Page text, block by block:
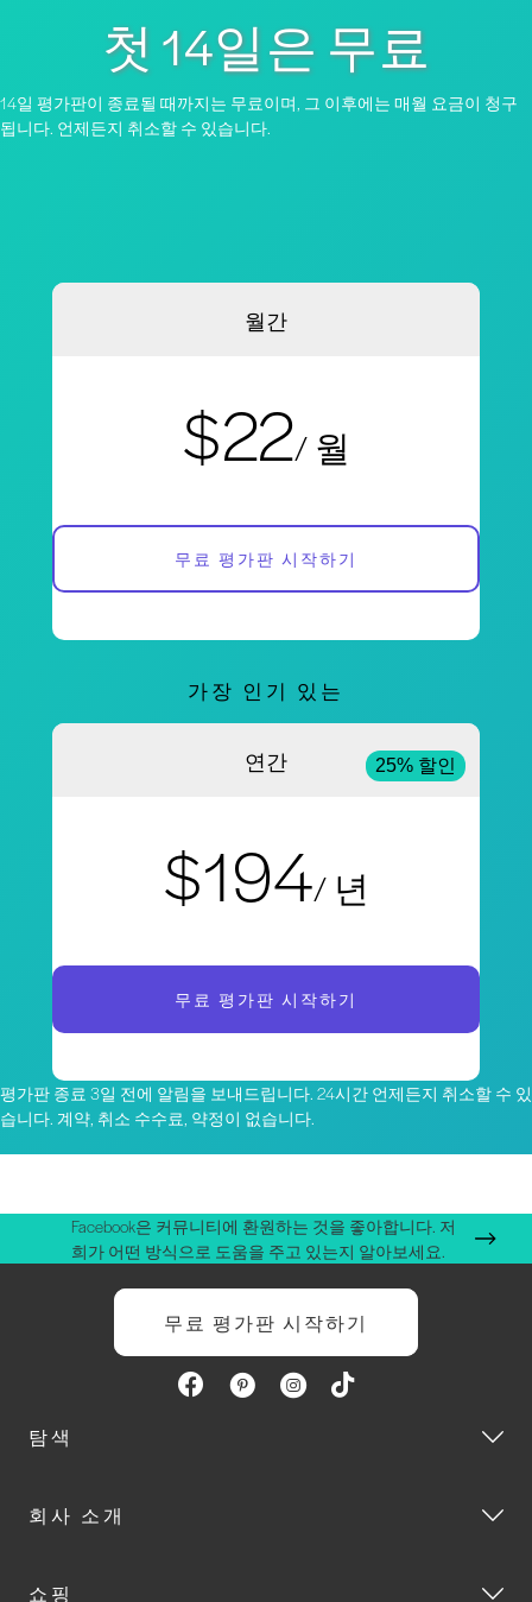
첫 14일은 무료
14일 평가판이 종료될 때까지는 무료이며, 그 이후에는 매월 요금이 청구
됩니다. 언제든지 취소할 수 있습니다.
월간
$22/ 월
무료 평가판 시작하기
가장 인기 있는
연간 25% 할인
$194/ 년
무료 평가판 시작하기
평가판 종료 3일 전에 알림을 보내드립니다. 24시간 언제든지 취소할 수 있
습니다. 계약, 취소 수수료, 약정이 없습니다.
Facebook은 커뮤니티에 환원하는 것을 좋아합니다. 저
희가 어떤 방식으로 도움을 주고 있는지 알아보세요.
무료 평가판 시작하기
탐색
회사 소개
쇼핑